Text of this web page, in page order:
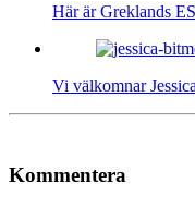
Här är Greklands
Vi välkomnar
Kommentera